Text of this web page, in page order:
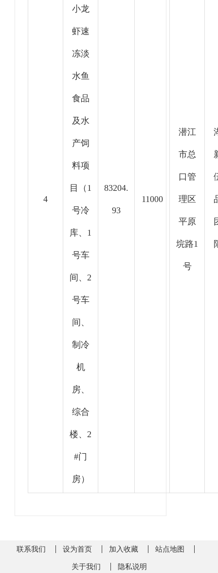
4
小龙
虾速
冻淡
水鱼
食品
及水
产饲
料项
目（1
号冷
库、1
号车
间、2
号车
间、
制冷
机
房、
综合
楼、2
#门
房）
83204.
93
11000
潜江
市总
口管
理区
平原
垸路1
号
联系我们 设为首页 加入收藏 站点地图
关于我们 隐私说明